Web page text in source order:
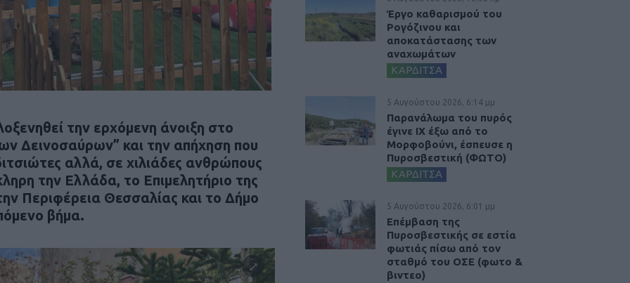
την ερχόμενη άνοιξη στο
Δεινοσαύρων” και την απήχηση που
αλλά, σε χιλιάδες ανθρώπους
την Ελλάδα, το Επιμελητήριο της
Περιφέρεια Θεσσαλίας και το Δήμο
βήμα.
Έργο καθαρισμού του
Ρογόζινου και
αποκατάστασης των
αναχωμάτων
ΚΑΡΔΙΤΣΑ
5 Αυγούστου 2026, 6:14 μμ
Παρανάλωμα του πυρός
έγινε ΙΧ έξω από το
Μορφοβούνι, έσπευσε η
Πυροσβεστική (ΦΩΤΟ)
ΚΑΡΔΙΤΣΑ
5 Αυγούστου 2026, 6:01 μμ
Επέμβαση της
Πυροσβεστικής σε εστία
φωτιάς πίσω από τον
σταθμό του ΟΣΕ (φωτο &
βιντεο)